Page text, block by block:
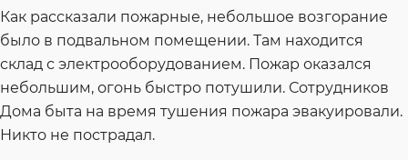
Как рассказали пожарные, небольшое возгорание
было в подвальном помещении. Там находится
склад с электрооборудованием. Пожар оказался
небольшим, огонь быстро потушили. Сотрудников
Дома быта на время тушения пожара эвакуировали.
Никто не пострадал.